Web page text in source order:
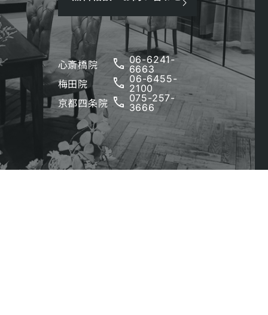
心斎橋院 phone 06-6241-
6663
梅田院 phone 06-6455-
2100
京都四条院 phone 075-257-
3666